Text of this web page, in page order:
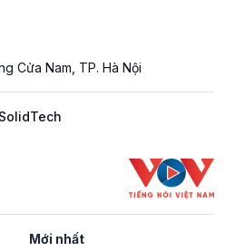
Cửa Nam, TP. Hà Nội
Mới nhất